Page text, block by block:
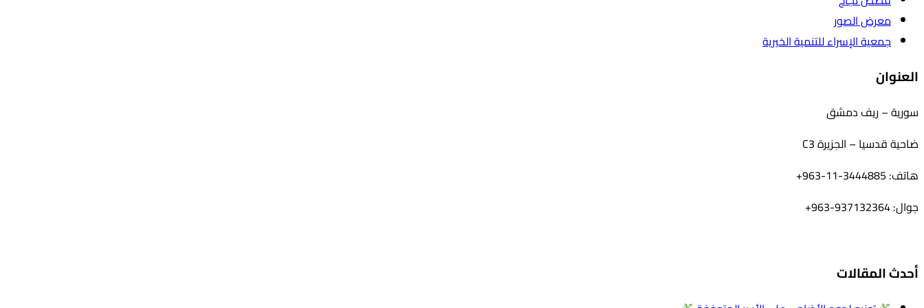
معرض الصور
جمعية الإسراء للتنمية الخيرية
العنوان
سورية – ريف دمشق
ضاحية قدسيا – الجزيرة C3
هاتف: 3444885-11-963+
جوال: 937132364-963+
أحدث المقالات